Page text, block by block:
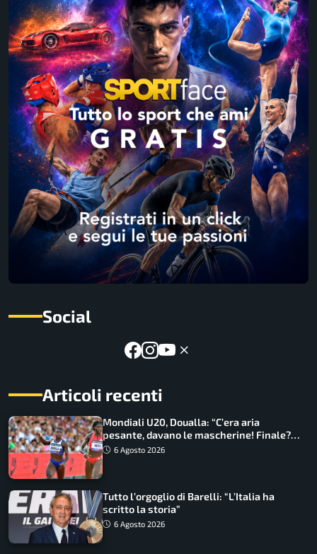
Social
Articoli recenti
Mondiali U20, Doualla: “C’era aria
pesante, davano le mascherine! Finale?
Non ho nulla da perdere”
6 Agosto 2026
Tutto l’orgoglio di Barelli: “L’Italia ha
scritto la storia”
6 Agosto 2026